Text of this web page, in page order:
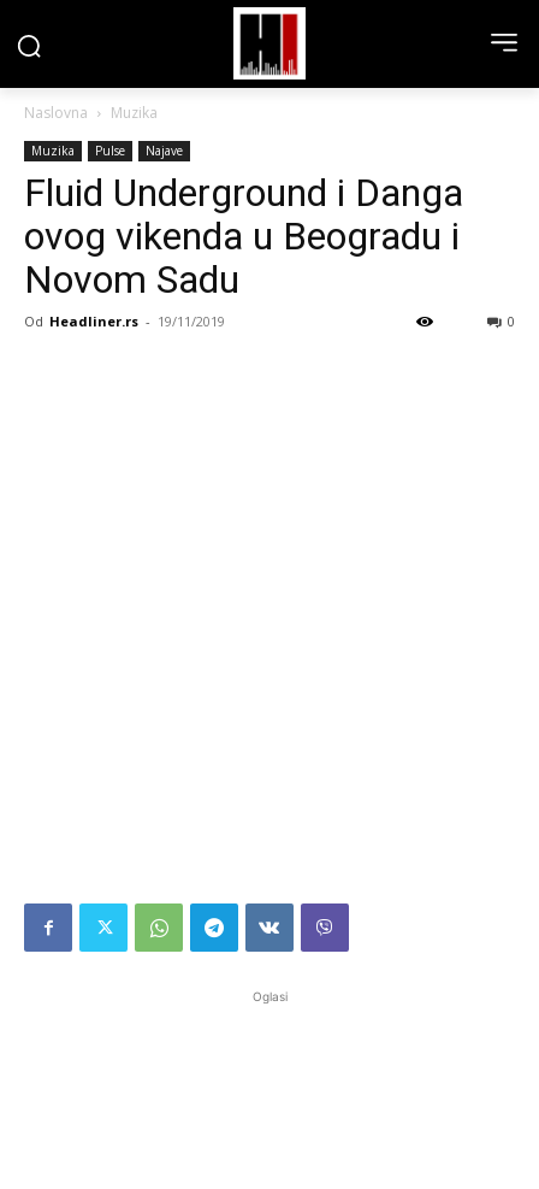
Naslovna Muzika
Muzika Pulse Najave
Fluid Underground i Danga
ovog vikenda u Beogradu i
Novom Sadu
Od Headliner.rs - 19/11/2019 0
Oglasi